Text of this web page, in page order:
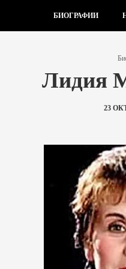
БИОГРАФИИ
Лидия
23